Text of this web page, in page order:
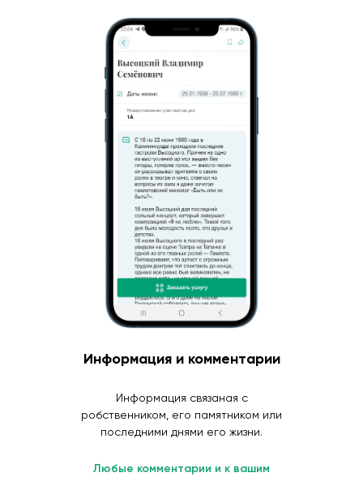
Информация и комментарии
Информация связаная с
робственником, его памятником или
последними днями его жизни.
Любые комментарии и к вашим